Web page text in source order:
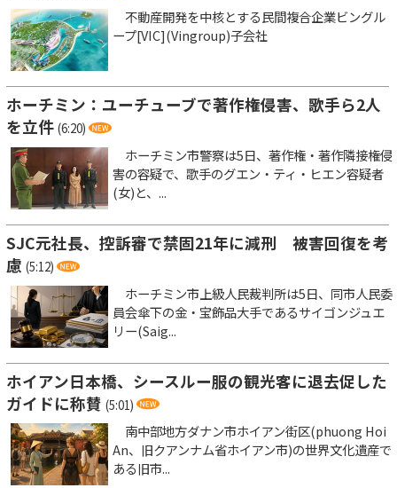
不動産開発を中核とする民間複合企業ビングル
ープ[VIC](Vingroup)子会社
ホーチミン：ユーチューブで著作権侵害、歌手ら2人
を立件 (6:20)
ホーチミン市警察は5日、著作権・著作隣接権侵
害の容疑で、歌手のグエン・ティ・ヒエン容疑者
(女)と、...
SJC元社長、控訴審で禁固21年に減刑 被害回復を考
慮 (5:12)
ホーチミン市上級人民裁判所は5日、同市人民委
員会傘下の金・宝飾品大手であるサイゴンジュエ
リー(Saig...
ホイアン日本橋、シースルー服の観光客に退去促した
ガイドに称賛 (5:01)
南中部地方ダナン市ホイアン街区(phuong Hoi
An、旧クアンナム省ホイアン市)の世界文化遺産で
ある旧市...